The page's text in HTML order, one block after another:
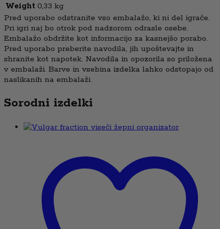
Weight 0,33 kg
Pred uporabo odstranite vso embalažo, ki ni del igrače.
Pri igri naj bo otrok pod nadzorom odrasle osebe.
Embalažo obdržite kot informacijo za kasnejšo porabo.
Pred uporabo preberite navodila, jih upoštevajte in
shranite kot napotek. Navodila in opozorila so priložena
v embalaži. Barve in vsebina izdelka lahko odstopajo od
naslikanih na embalaži.
Sorodni izdelki